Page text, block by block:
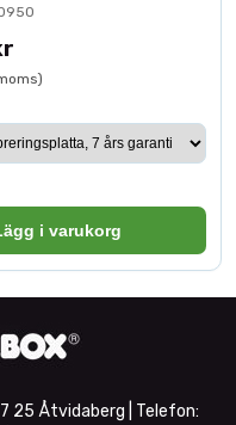
i varukorg
25 Åtvidaberg | Telefon: